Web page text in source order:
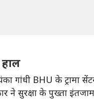
हाल
गांधी BHU के ट्रामा
ने सुरक्षा के पुख्ता